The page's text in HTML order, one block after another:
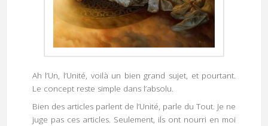
Ah l’Un, l’Unité, voilà un bien grand sujet, et pourtant.
Le concept reste simple dans l’absolu.
Bien des articles parlent de l’Unité, parle du Tout. Je ne
juge pas ces articles. Seulement, ils ont nourri en moi